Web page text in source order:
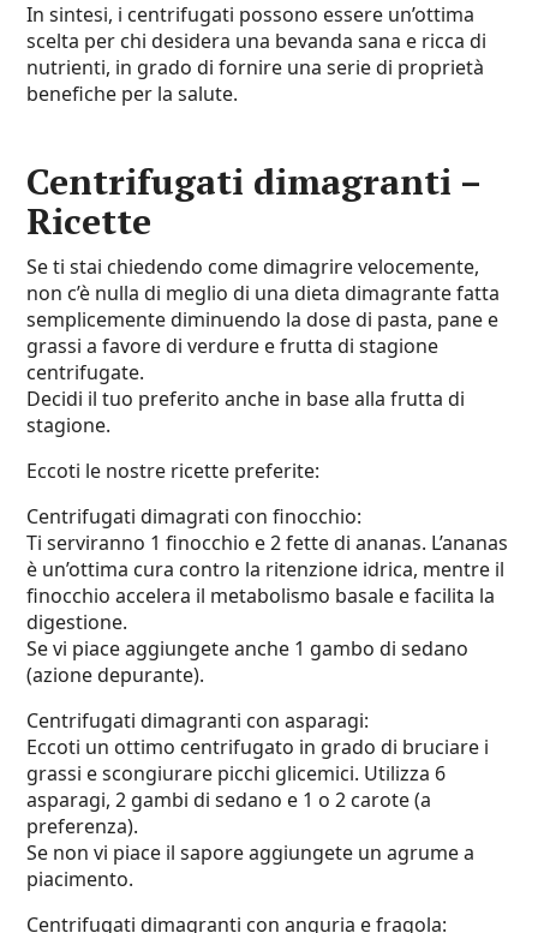
In sintesi, i centrifugati possono essere un’ottima
scelta per chi desidera una bevanda sana e ricca di
nutrienti, in grado di fornire una serie di proprietà
benefiche per la salute.
Centrifugati dimagranti –
Ricette
Se ti stai chiedendo come dimagrire velocemente,
non c’è nulla di meglio di una dieta dimagrante fatta
semplicemente diminuendo la dose di pasta, pane e
grassi a favore di verdure e frutta di stagione
centrifugate.
Decidi il tuo preferito anche in base alla frutta di
stagione.
Eccoti le nostre ricette preferite:
Centrifugati dimagrati con finocchio:
Ti serviranno 1 finocchio e 2 fette di ananas. L’ananas
è un’ottima cura contro la ritenzione idrica, mentre il
finocchio accelera il metabolismo basale e facilita la
digestione.
Se vi piace aggiungete anche 1 gambo di sedano
(azione depurante).
Centrifugati dimagranti con asparagi:
Eccoti un ottimo centrifugato in grado di bruciare i
grassi e scongiurare picchi glicemici. Utilizza 6
asparagi, 2 gambi di sedano e 1 o 2 carote (a
preferenza).
Se non vi piace il sapore aggiungete un agrume a
piacimento.
Centrifugati dimagranti con anguria e fragola: